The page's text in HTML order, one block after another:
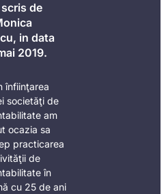
de
in data
2019.
înfiinţarea
societăţi de
am
ocazia sa
practicarea
de
în
cu 25 de ani